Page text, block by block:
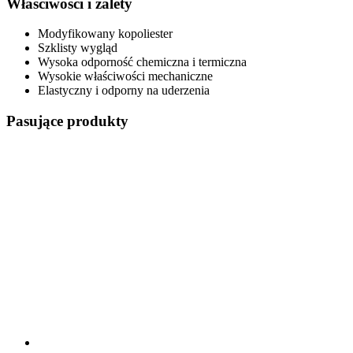
Modyfikowany kopoliester
Szklisty wygląd
Wysoka odporność chemiczna i termiczna
Wysokie właściwości mechaniczne
Elastyczny i odporny na uderzenia
Pasujące produkty